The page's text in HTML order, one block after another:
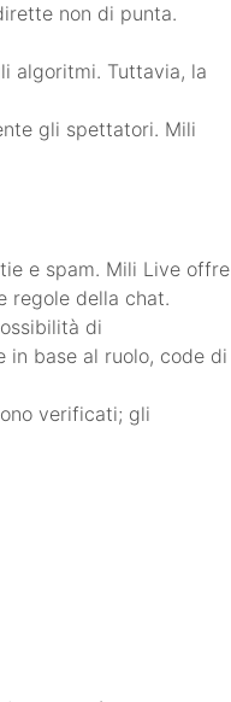
non di punta.
algoritmi. Tuttavia, la
gli spettatori. Mili
e spam. Mili Live offre
regole della chat.
di
in base al ruolo, code di
verificati; gli